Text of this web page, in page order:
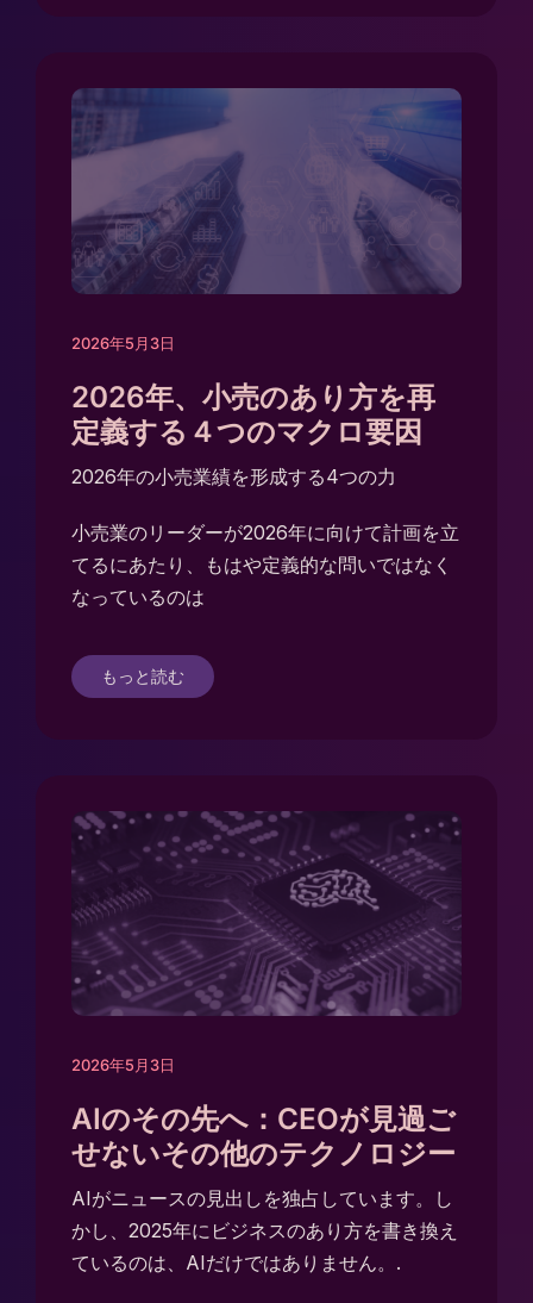
2026年5月3日
2026年、小売のあり方を再
定義する４つのマクロ要因
2026年の小売業績を形成する4つの力
小売業のリーダーが2026年に向けて計画を立
てるにあたり、もはや定義的な問いではなく
なっているのは
もっと読む
2026年5月3日
AIのその先へ：CEOが見過ご
せないその他のテクノロジー
AIがニュースの見出しを独占しています。し
かし、2025年にビジネスのあり方を書き換え
ているのは、AIだけではありません。.